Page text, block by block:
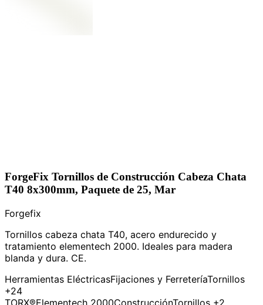
ForgeFix Tornillos de Construcción Cabeza Chata
T40 8x300mm, Paquete de 25, Mar
Forgefix
Tornillos cabeza chata T40, acero endurecido y
tratamiento elementech 2000. Ideales para madera
blanda y dura. CE.
Herramientas EléctricasFijaciones y FerreteríaTornillos
+24
TORX®Elementech 2000ConstrucciónTornillos +2